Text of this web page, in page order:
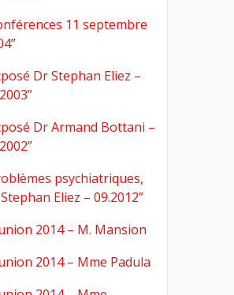
11 septembre
”
Dr Stephan Eliez –
”
Dr Armand Bottani –
”
psychiatriques,
Eliez – 09.2012”
2014 – M. Mansion
2014 – Mme Padula